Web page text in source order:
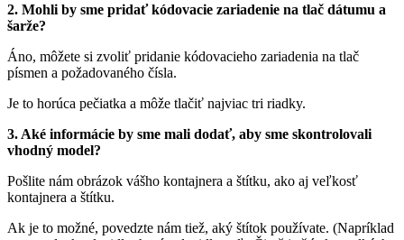
2. Mohli by sme pridať kódovacie zariadenie na tlač dátumu a
šarže?
Áno, môžete si zvoliť pridanie kódovacieho zariadenia na tlač
písmen a požadovaného čísla.
Je to horúca pečiatka a môže tlačiť najviac tri riadky.
3. Aké informácie by sme mali dodať, aby sme skontrolovali
vhodný model?
Pošlite nám obrázok vášho kontajnera a štítku, ako aj veľkosť
kontajnera a štítku.
Ak je to možné, povedzte nám tiež, aký štítok používate. (Napríklad